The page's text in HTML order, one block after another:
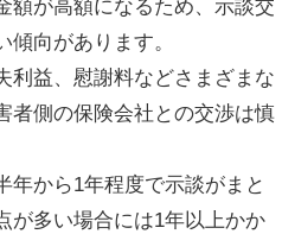
額が高額になるため、示談交
向があります。
利益、慰謝料などさまざまな
者側の保険会社との交渉は慎
年から1年程度で示談がまと
が多い場合には1年以上かか